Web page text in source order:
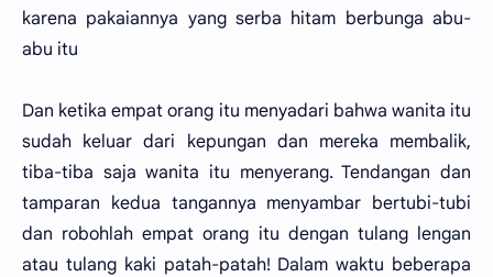
karena pakaiannya yang serba hitam berbunga abu-
abu itu
Dan ketika empat orang itu menyadari bahwa wanita itu
sudah keluar dari kepungan dan mereka membalik,
tiba-tiba saja wanita itu menyerang. Tendangan dan
tamparan kedua tangannya menyambar bertubi-tubi
dan robohlah empat orang itu dengan tulang lengan
atau tulang kaki patah-patah! Dalam waktu beberapa